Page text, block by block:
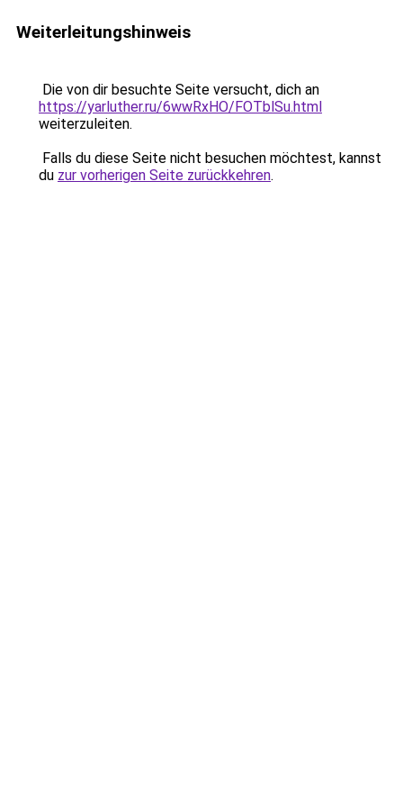
Weiterleitungshinweis
Die von dir besuchte Seite versucht, dich an
https://yarluther.ru/6wwRxHO/FOTblSu.html
weiterzuleiten.
Falls du diese Seite nicht besuchen möchtest, kannst
du zur vorherigen Seite zurückkehren.